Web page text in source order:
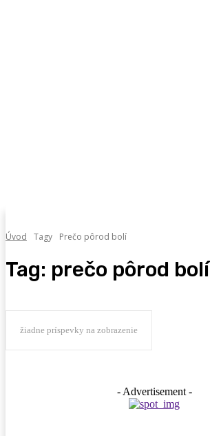
Úvod Tagy Prečo pôrod bolí
Tag: prečo pôrod bolí
žiadne príspevky na zobrazenie
- Advertisement -